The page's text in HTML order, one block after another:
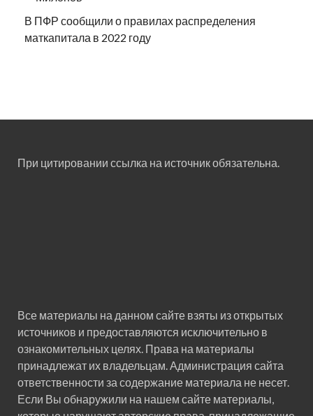
В ПФР сообщили о правилах распределения
маткапитала в 2022 году
При цитировании ссылка на источник обязательна.
Все материалы на данном сайте взяты из открытых
источников и предоставляются исключительно в
ознакомительных целях. Права на материалы
принадлежат их владельцам. Администрация сайта
ответственности за содержание материала не несет.
Если Вы обнаружили на нашем сайте материалы,